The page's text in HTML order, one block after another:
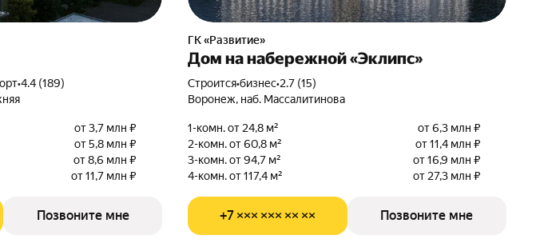
•4.4 (189)
от 3,7 млн ₽
от 5,8 млн ₽
от 8,6 млн ₽
от 11,7 млн ₽
Позвоните мне
ГК «Развитие»
Дом на набережной «Эклипс»
Строится•бизнес•2.7 (15)
Воронеж, наб. Массалитинова
1-комн. от 24,8 м²
от 6,3 млн ₽
2-комн. от 60,8 м²
от 11,4 млн ₽
3-комн. от 94,7 м²
от 16,9 млн ₽
4-комн. от 117,4 м²
от 27,3 млн ₽
+7 ××× ××× ×× ×× Позвоните мне